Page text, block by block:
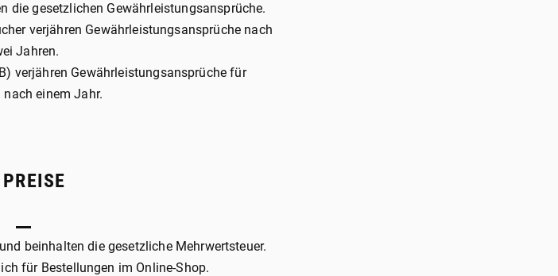
die gesetzlichen Gewährleistungsansprüche.
verjähren Gewährleistungsansprüche nach
Jahren.
verjähren Gewährleistungsansprüche für
nach einem Jahr.
beinhalten die gesetzliche Mehrwertsteuer.
für Bestellungen im Online-Shop.